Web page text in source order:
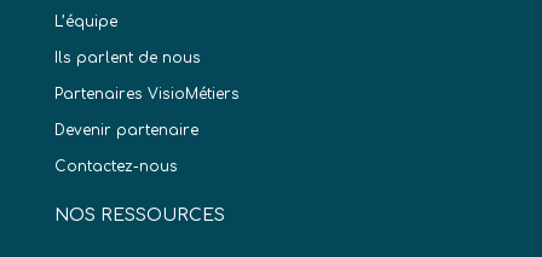
L’équipe
Ils parlent de nous
Partenaires VisioMétiers
Devenir partenaire
Contactez-nous
NOS RESSOURCES